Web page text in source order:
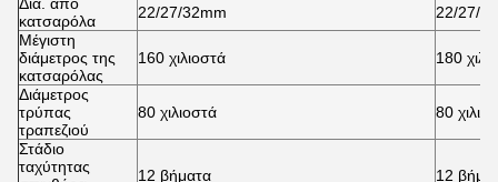
κατσαρόλα
22/27/32mm
22/27/
Μέγιστη
διάμετρος της
κατσαρόλας
160 χιλιοστά 180
Διάμετρος
τρύπας
τραπεζιού
80 χιλιοστά 80
Στάδιο
ταχύτητας
12 βήματα 12